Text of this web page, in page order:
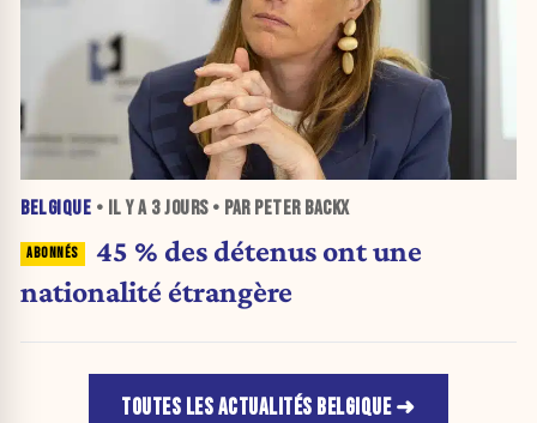
BELGIQUE • IL Y A 3 JOURS• PAR PETER BACKX
45 % des détenus ont une
nationalité étrangère
TOUTES LES ACTUALITÉS BELGIQUE